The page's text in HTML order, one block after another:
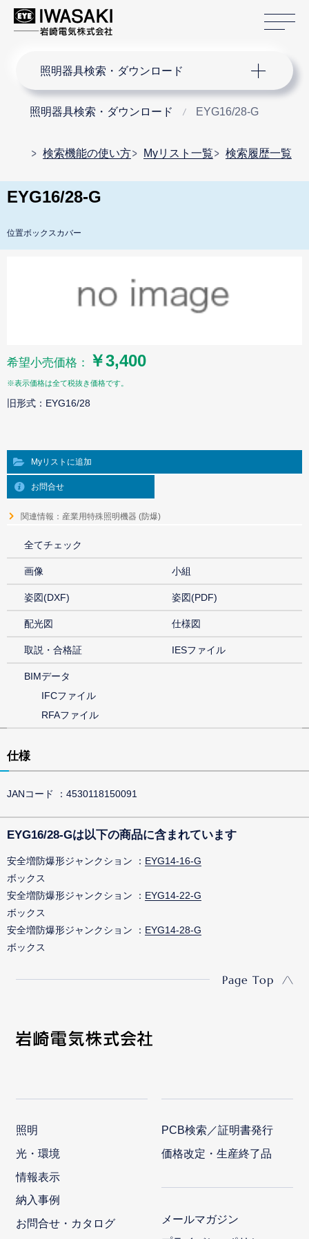
照明器具検索・ダウンロード
照明器具検索・ダウンロード EYG16/28-G
検索機能の使い方 Myリスト一覧 検索履歴一覧
EYG16/28-G
位置ボックスカバー
希望小売価格： ￥3,400
※表示価格は全て税抜き価格です。
旧形式：EYG16/28
Myリストに追加
お問合せ
関連情報：産業用特殊照明機器 (防爆)
全てチェック
画像 小組
姿図(DXF) 姿図(PDF)
配光図 仕様図
取説・合格証 IESファイル
BIMデータ
IFCファイル
RFAファイル
仕様
JANコード 4530118150091
EYG16/28-Gは以下の商品に含まれています
安全増防爆形ジャンクション
ボックス
EYG14-16-G
安全増防爆形ジャンクション
ボックス
EYG14-22-G
安全増防爆形ジャンクション
ボックス
EYG14-28-G
Page Top
照明
光・環境
情報表示
納入事例
お問合せ・カタログ
PCB検索／証明書発行
価格改定・生産終了品
メールマガジン